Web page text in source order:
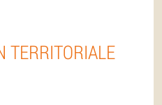
TERRITORIALE